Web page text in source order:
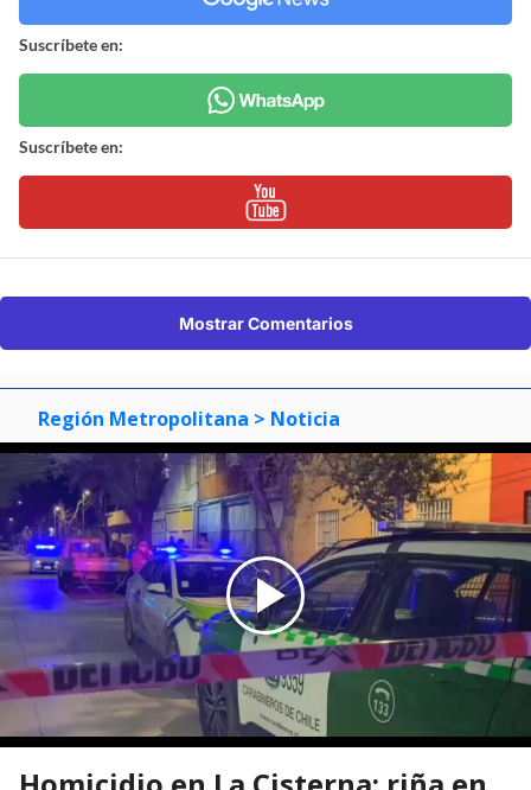
Suscríbete en:
Suscríbete en:
Mostrar Comentarios
Región Metropolitana > Noticia